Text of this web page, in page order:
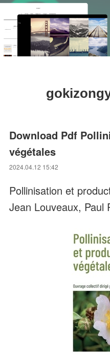
Download Pdf
végétales
2024.04.12 15:42
Pollinisation et
Jean Louveaux, Paul